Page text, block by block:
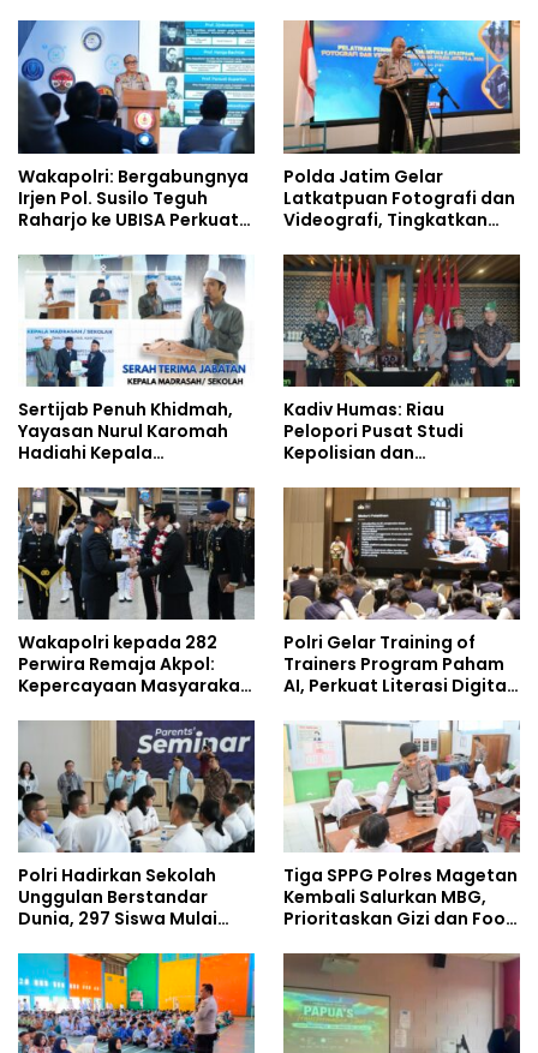
Siswa Sekolah Rakyat
Wakapolri: Bergabungnya
Irjen Pol. Susilo Teguh
Raharjo ke UBISA Perkuat
Studi Kepolisian
Polda Jatim Gelar
Latkatpuan Fotografi dan
Videografi, Tingkatkan
Era Digital
Sertijab Penuh Khidmah,
Yayasan Nurul Karomah
Hadiahi Kepala
Umrah
Kadiv Humas: Riau
Pelopori Pusat Studi
Kepolisian dan
Policing Masuki Babak
Wakapolri kepada 282
Perwira Remaja Akpol:
Kepercayaan Masyarakat
Polri Gelar Training of
Trainers Program Paham
AI, Perkuat Literasi Digital
Polri Hadirkan Sekolah
Unggulan Berstandar
Dunia, 297 Siswa Mulai
Tiga SPPG Polres Magetan
Kembali Salurkan MBG,
Prioritaskan Gizi dan Food